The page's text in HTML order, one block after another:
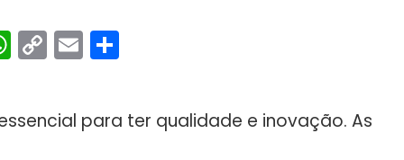
WhatsApp
Copy
Link
Email
para ter qualidade e inovação. As